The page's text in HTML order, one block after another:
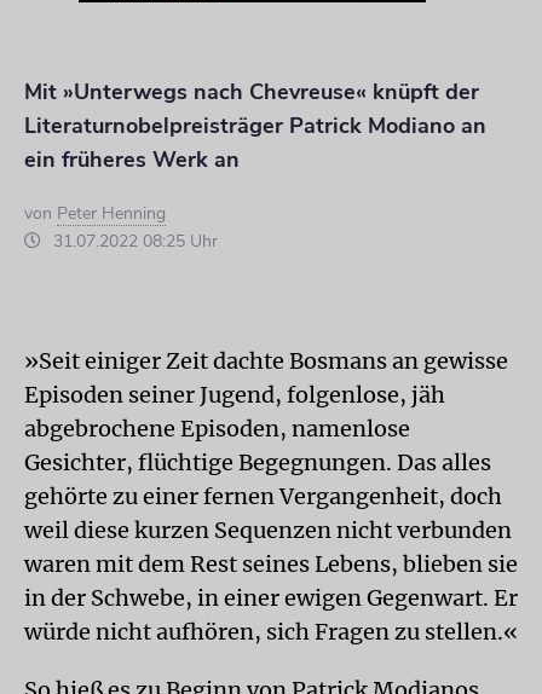
Mit »Unterwegs nach Chevreuse« knüpft der
Literaturnobelpreisträger Patrick Modiano an
ein früheres Werk an
von Peter Henning
31.07.2022 08:25 Uhr
»Seit einiger Zeit dachte Bosmans an gewisse
Episoden seiner Jugend, folgenlose, jäh
abgebrochene Episoden, namenlose
Gesichter, flüchtige Begegnungen. Das alles
gehörte zu einer fernen Vergangenheit, doch
weil diese kurzen Sequenzen nicht verbunden
waren mit dem Rest seines Lebens, blieben sie
in der Schwebe, in einer ewigen Gegenwart. Er
würde nicht aufhören, sich Fragen zu stellen.«